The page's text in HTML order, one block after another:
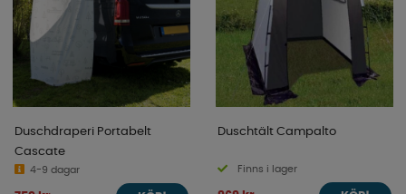
Duschdraperi Portabelt
Cascate
4-9 dagar
Duschtält Campalto
Finns i lager